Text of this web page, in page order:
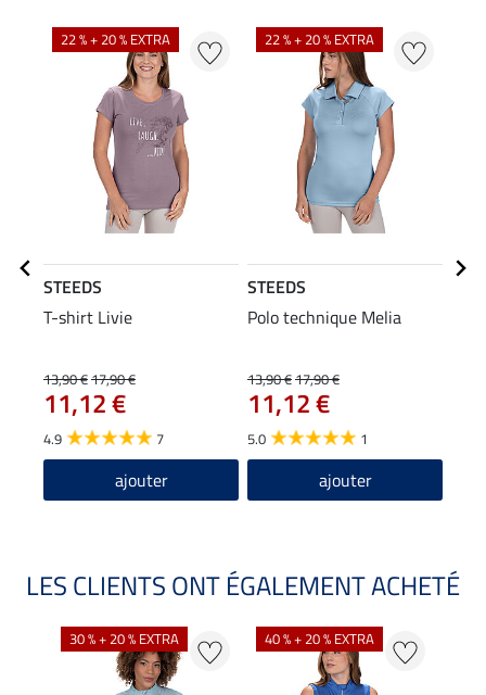
22 % + 20 % EXTRA
STEEDS
T-shirt Livie
13,90 €17,90 €
11,12 €
4.9 7
ajouter
22 % + 20 % EXTRA
STEEDS
Polo technique Melia
13,90 €17,90 €
11,12 €
5.0 1
ajouter
LES CLIENTS ONT ÉGALEMENT ACHETÉ
30 % + 20 % EXTRA 40 % + 20 % EXTRA